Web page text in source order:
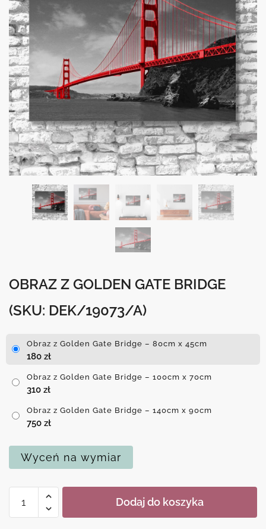
OBRAZ Z GOLDEN GATE BRIDGE
(SKU: DEK/19073/A)
Obraz z Golden Gate Bridge – 80cm x 45cm
180 zł
Obraz z Golden Gate Bridge – 100cm x 70cm
310 zł
Obraz z Golden Gate Bridge – 140cm x 90cm
750 zł
Wyceń na wymiar
Obraz
Dodaj do koszyka